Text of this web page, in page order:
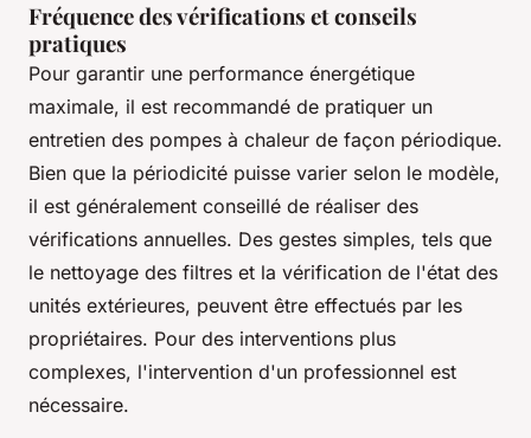
Fréquence des vérifications et conseils
pratiques
Pour garantir une performance énergétique
maximale, il est recommandé de pratiquer un
entretien des pompes à chaleur de façon périodique.
Bien que la périodicité puisse varier selon le modèle,
il est généralement conseillé de réaliser des
vérifications annuelles. Des gestes simples, tels que
le nettoyage des filtres et la vérification de l'état des
unités extérieures, peuvent être effectués par les
propriétaires. Pour des interventions plus
complexes, l'intervention d'un professionnel est
nécessaire.